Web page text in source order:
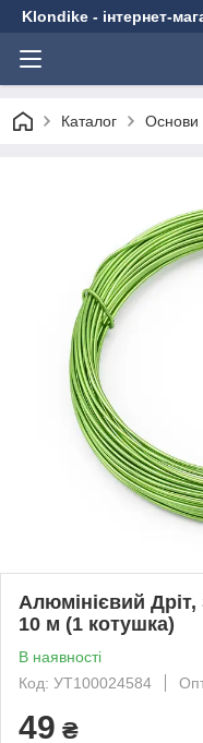
Klondike - інтернет-
Каталог Основи
Алюмінієвий
10 м (1 котушка)
В наявності
Код: УТ100024584
49 ₴